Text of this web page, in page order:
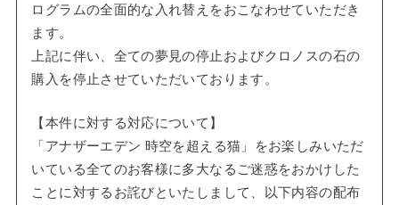
ログラムの全面的な入れ替えをおこなわせていただき
ます。
上記に伴い、全ての夢見の停止およびクロノスの石の
購入を停止させていただいております。
【本件に対する対応について】
「アナザーエデン 時空を超える猫」をお楽しみいただ
いている全てのお客様に多大なるご迷惑をおかけした
ことに対するお詫びといたしまして、以下内容の配布